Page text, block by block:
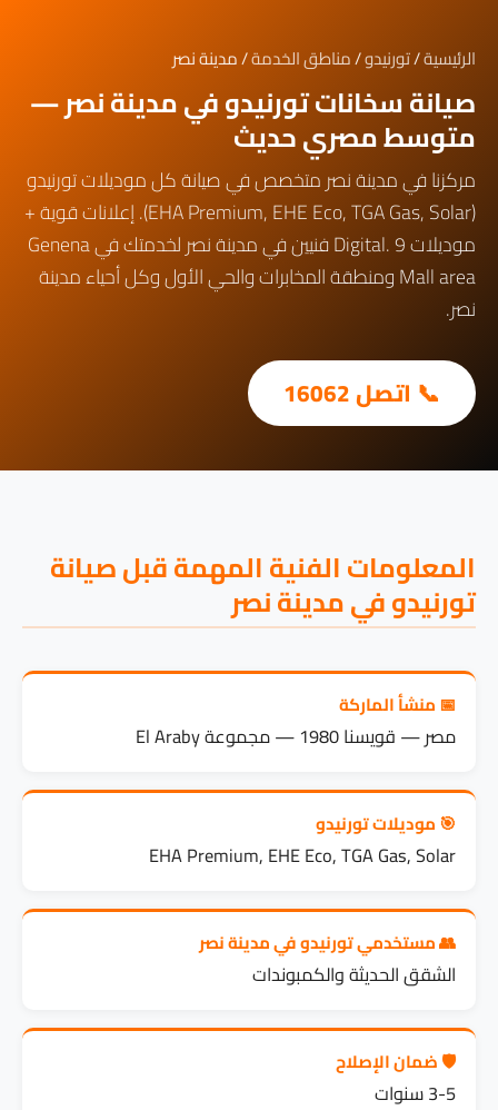
الرئيسية/تورنيدو/مناطق الخدمة/ مدينة نصر
صيانة سخانات تورنيدو في مدينة نصر —
متوسط مصري حديث
مركزنا في مدينة نصر متخصص في صيانة كل موديلات تورنيدو
(EHA Premium, EHE Eco, TGA Gas, Solar). إعلانات قوية +
موديلات Digital. 9 فنيين في مدينة نصر لخدمتك في Genena
Mall area ومنطقة المخابرات والحي الأول وكل أحياء مدينة
نصر.
📞 اتصل 16062
المعلومات الفنية المهمة قبل صيانة
تورنيدو في مدينة نصر
📅 منشأ الماركة
مصر — قويسنا 1980 — مجموعة El Araby
🎯 موديلات تورنيدو
EHA Premium, EHE Eco, TGA Gas, Solar
👥 مستخدمي تورنيدو في مدينة نصر
الشقق الحديثة والكمبوندات
🛡️ ضمان الإصلاح
3-5 سنوات